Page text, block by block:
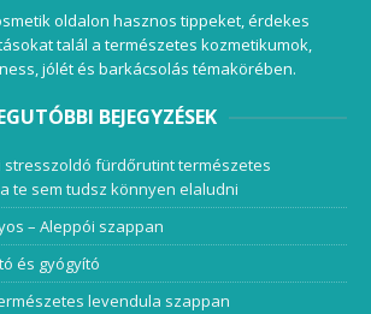
oldalon hasznos tippeket, érdekes
talál a természetes kozmetikumok,
jólét és barkácsolás témakörében.
BEJEGYZÉSEK
stresszoldó fürdőrutint természetes
te sem tudsz könnyen elaludni
– Aleppói szappan
és gyógyító
levendula szappan